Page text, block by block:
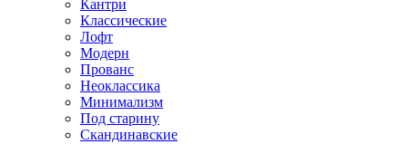
Кантри
Классические
Лофт
Модерн
Прованс
Неоклассика
Минимализм
Под старину
Скандинавские